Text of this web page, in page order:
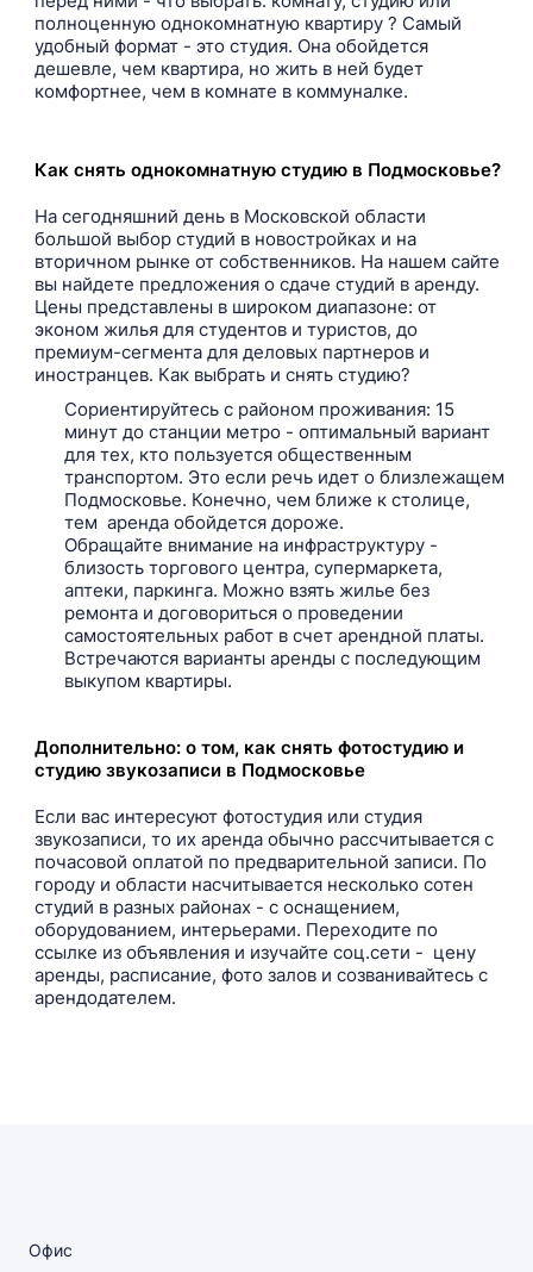
полноценную однокомнатную квартиру ? Самый
удобный формат - это студия. Она обойдется
дешевле, чем квартира, но жить в ней будет
комфортнее, чем в комнате в коммуналке.
Как снять однокомнатную студию в Подмосковье?
На сегодняшний день в Московской области
большой выбор студий в новостройках и на
вторичном рынке от собственников. На нашем сайте
вы найдете предложения о сдаче студий в аренду.
Цены представлены в широком диапазоне: от
эконом жилья для студентов и туристов, до
премиум-сегмента для деловых партнеров и
иностранцев. Как выбрать и снять студию?
Сориентируйтесь с районом проживания: 15
минут до станции метро - оптимальный вариант
для тех, кто пользуется общественным
транспортом. Это если речь идет о близлежащем
Подмосковье. Конечно, чем ближе к столице,
тем аренда обойдется дороже.
Обращайте внимание на инфраструктуру -
близость торгового центра, супермаркета,
аптеки, паркинга. Можно взять жилье без
ремонта и договориться о проведении
самостоятельных работ в счет арендной платы.
Встречаются варианты аренды с последующим
выкупом квартиры.
Дополнительно: о том, как снять фотостудию и
студию звукозаписи в Подмосковье
Если вас интересуют фотостудия или студия
звукозаписи, то их аренда обычно рассчитывается с
почасовой оплатой по предварительной записи. По
городу и области насчитывается несколько сотен
студий в разных районах - с оснащением,
оборудованием, интерьерами. Переходите по
ссылке из объявления и изучайте соц.сети - цену
аренды, расписание, фото залов и созванивайтесь с
арендодателем.
Офис